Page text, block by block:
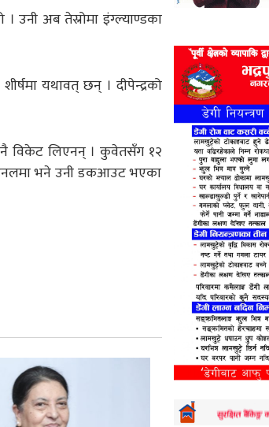
। उनी अब तेस्रोमा इंग्ल्याण्डका
यथावत् छन् । दीपेन्द्रको
विकेट लिएनन् । कुवेतसँग १२
भने उनी डकआउट भएका